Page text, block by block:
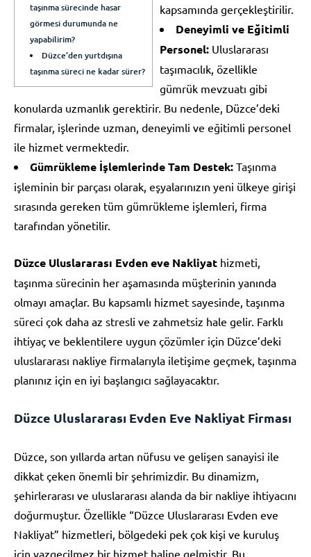
taşınma sürecinde hasar
görmesi durumunda ne
yapabilirim?
Düzce’den yurtdışına
taşınma süreci ne kadar sürer?
kapsamında gerçekleştirilir.
Deneyimli ve Eğitimli
Personel: Uluslararası
taşımacılık, özellikle
gümrük mevzuatı gibi
konularda uzmanlık gerektirir. Bu nedenle, Düzce’deki
firmalar, işlerinde uzman, deneyimli ve eğitimli personel
ile hizmet vermektedir.
Gümrükleme İşlemlerinde Tam Destek: Taşınma
işleminin bir parçası olarak, eşyalarınızın yeni ülkeye girişi
sırasında gereken tüm gümrükleme işlemleri, firma
tarafından yönetilir.
Düzce Uluslararası Evden eve Nakliyat hizmeti,
taşınma sürecinin her aşamasında müşterinin yanında
olmayı amaçlar. Bu kapsamlı hizmet sayesinde, taşınma
süreci çok daha az stresli ve zahmetsiz hale gelir. Farklı
ihtiyaç ve beklentilere uygun çözümler için Düzce’deki
uluslararası nakliye firmalarıyla iletişime geçmek, taşınma
planınız için en iyi başlangıcı sağlayacaktır.
Düzce Uluslararası Evden Eve Nakliyat Firması
Düzce, son yıllarda artan nüfusu ve gelişen sanayisi ile
dikkat çeken önemli bir şehrimizdir. Bu dinamizm,
şehirlerarası ve uluslararası alanda da bir nakliye ihtiyacını
doğurmuştur. Özellikle “Düzce Uluslararası Evden eve
Nakliyat” hizmetleri, bölgedeki pek çok kişi ve kuruluş
için vazgeçilmez bir hizmet haline gelmiştir. Bu